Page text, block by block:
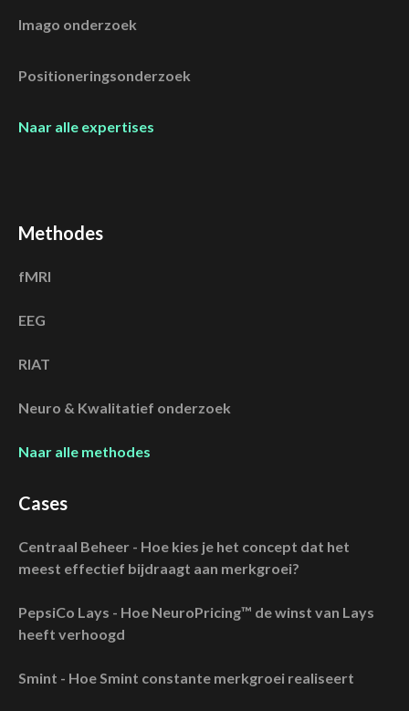
Imago onderzoek
Positioneringsonderzoek
Naar alle expertises
Methodes
fMRI
EEG
RIAT
Neuro & Kwalitatief onderzoek
Naar alle methodes
Cases
Centraal Beheer - Hoe kies je het concept dat het
meest effectief bijdraagt aan merkgroei?
PepsiCo Lays - Hoe NeuroPricing™ de winst van Lays
heeft verhoogd
Smint - Hoe Smint constante merkgroei realiseert